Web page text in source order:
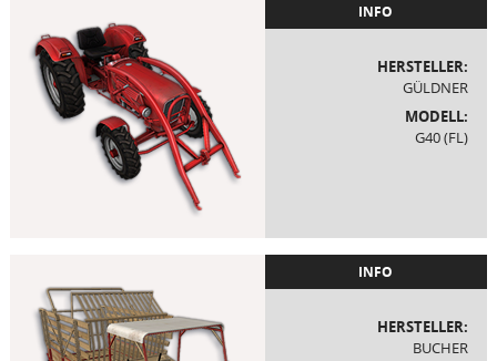
INFO
HERSTELLER:
GÜLDNER
MODELL:
G40 (FL)
INFO
HERSTELLER:
BUCHER